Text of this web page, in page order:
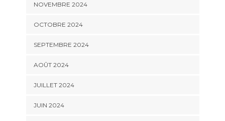
NOVEMBRE 2024
OCTOBRE 2024
SEPTEMBRE 2024
AOÛT 2024
JUILLET 2024
JUIN 2024